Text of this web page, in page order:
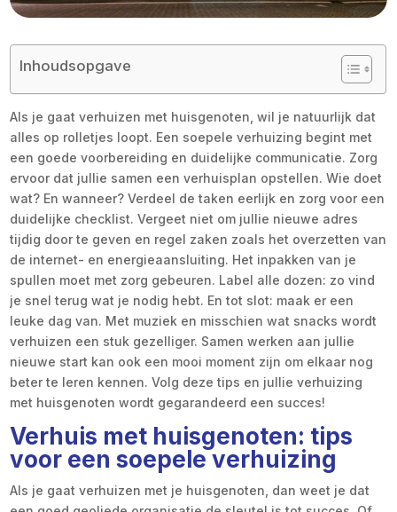
Inhoudsopgave
Als je gaat verhuizen met huisgenoten, wil je natuurlijk dat
alles op rolletjes loopt. Een soepele verhuizing begint met
een goede voorbereiding en duidelijke communicatie. Zorg
ervoor dat jullie samen een verhuisplan opstellen. Wie doet
wat? En wanneer? Verdeel de taken eerlijk en zorg voor een
duidelijke checklist. Vergeet niet om jullie nieuwe adres
tijdig door te geven en regel zaken zoals het overzetten van
de internet- en energieaansluiting. Het inpakken van je
spullen moet met zorg gebeuren. Label alle dozen: zo vind
je snel terug wat je nodig hebt. En tot slot: maak er een
leuke dag van. Met muziek en misschien wat snacks wordt
verhuizen een stuk gezelliger. Samen werken aan jullie
nieuwe start kan ook een mooi moment zijn om elkaar nog
beter te leren kennen. Volg deze tips en jullie verhuizing
met huisgenoten wordt gegarandeerd een succes!
Verhuis met huisgenoten: tips
voor een soepele verhuizing
Als je gaat verhuizen met je huisgenoten, dan weet je dat